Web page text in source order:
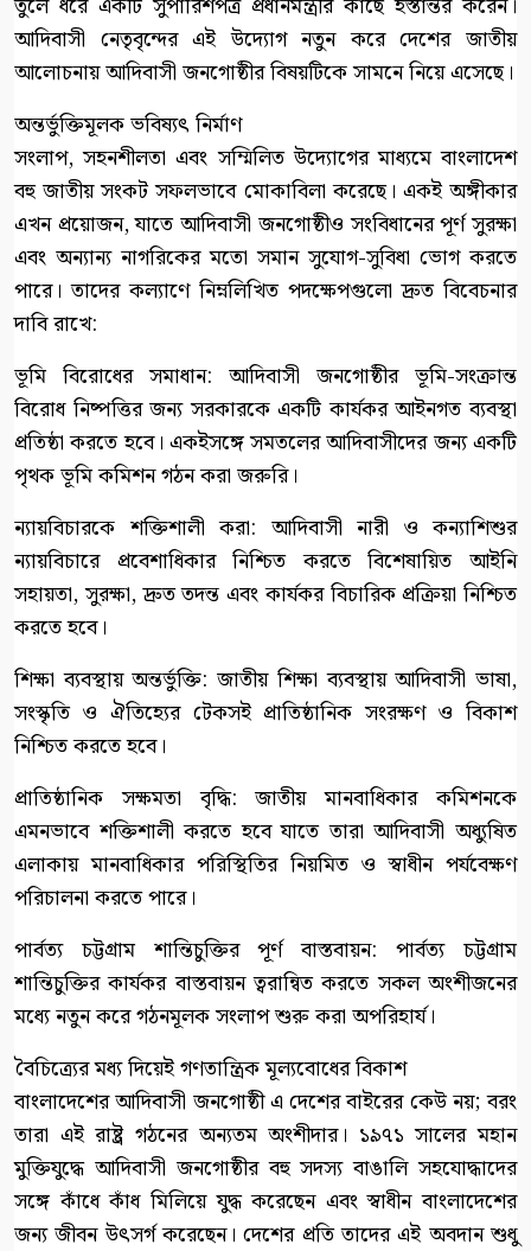
আদিবাসী নেতৃবৃন্দের এই উদ্যোগ নতুন করে দেশের জাতীয়
আলোচনায় আদিবাসী জনগোষ্ঠীর বিষয়টিকে সামনে নিয়ে এসেছে।
অন্তর্ভুক্তিমূলক ভবিষ্যৎ নির্মাণ
সংলাপ, সহনশীলতা এবং সম্মিলিত উদ্যোগের মাধ্যমে বাংলাদেশ
বহু জাতীয় সংকট সফলভাবে মোকাবিলা করেছে। একই অঙ্গীকার
এখন প্রয়োজন, যাতে আদিবাসী জনগোষ্ঠীও সংবিধানের পূর্ণ সুরক্ষা
এবং অন্যান্য নাগরিকের মতো সমান সুযোগ-সুবিধা ভোগ করতে
পারে। তাদের কল্যাণে নিম্নলিখিত পদক্ষেপগুলো দ্রুত বিবেচনার
দাবি রাখে:
ভূমি বিরোধের সমাধান: আদিবাসী জনগোষ্ঠীর ভূমি-সংক্রান্ত
বিরোধ নিষ্পত্তির জন্য সরকারকে একটি কার্যকর আইনগত ব্যবস্থা
প্রতিষ্ঠা করতে হবে। একইসঙ্গে সমতলের আদিবাসীদের জন্য একটি
পৃথক ভূমি কমিশন গঠন করা জরুরি।
ন্যায়বিচারকে শক্তিশালী করা: আদিবাসী নারী ও কন্যাশিশুর
ন্যায়বিচারে প্রবেশাধিকার নিশ্চিত করতে বিশেষায়িত আইনি
সহায়তা, সুরক্ষা, দ্রুত তদন্ত এবং কার্যকর বিচারিক প্রক্রিয়া নিশ্চিত
করতে হবে।
শিক্ষা ব্যবস্থায় অন্তর্ভুক্তি: জাতীয় শিক্ষা ব্যবস্থায় আদিবাসী ভাষা,
সংস্কৃতি ও ঐতিহ্যের টেকসই প্রাতিষ্ঠানিক সংরক্ষণ ও বিকাশ
নিশ্চিত করতে হবে।
প্রাতিষ্ঠানিক সক্ষমতা বৃদ্ধি: জাতীয় মানবাধিকার কমিশনকে
এমনভাবে শক্তিশালী করতে হবে যাতে তারা আদিবাসী অধ্যুষিত
এলাকায় মানবাধিকার পরিস্থিতির নিয়মিত ও স্বাধীন পর্যবেক্ষণ
পরিচালনা করতে পারে।
পার্বত্য চট্টগ্রাম শান্তিচুক্তির পূর্ণ বাস্তবায়ন: পার্বত্য চট্টগ্রাম
শান্তিচুক্তির কার্যকর বাস্তবায়ন ত্বরান্বিত করতে সকল অংশীজনের
মধ্যে নতুন করে গঠনমূলক সংলাপ শুরু করা অপরিহার্য।
বৈচিত্র্যের মধ্য দিয়েই গণতান্ত্রিক মূল্যবোধের বিকাশ
বাংলাদেশের আদিবাসী জনগোষ্ঠী এ দেশের বাইরের কেউ নয়; বরং
তারা এই রাষ্ট্র গঠনের অন্যতম অংশীদার। ১৯৭১ সালের মহান
মুক্তিযুদ্ধে আদিবাসী জনগোষ্ঠীর বহু সদস্য বাঙালি সহযোদ্ধাদের
সঙ্গে কাঁধে কাঁধ মিলিয়ে যুদ্ধ করেছেন এবং স্বাধীন বাংলাদেশের
জন্য জীবন উৎসর্গ করেছেন। দেশের প্রতি তাদের এই অবদান শুধু